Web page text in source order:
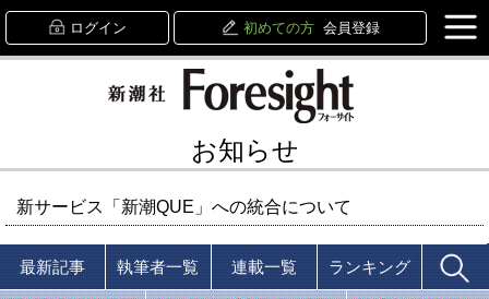
ログイン 初めての方 会員登録
お知らせ
新サービス「新潮QUE」への統合について
最新記事 執筆者一覧 連載一覧 ランキング